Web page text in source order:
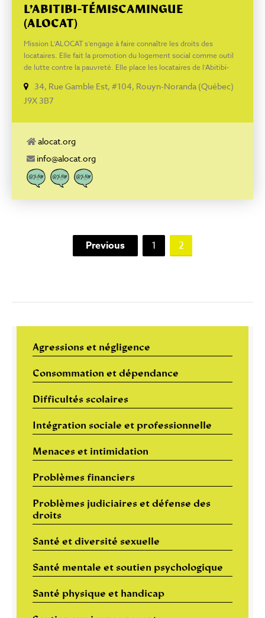
L’ABITIBI-TÉMISCAMINGUE
(ALOCAT)
Mission L’ALOCAT s’engage à faire connaître les droits des
locataires. Elle fait la promotion du logement social comme outil
de lutte contre la pauvreté. Elle place les locataires de l’Abitibi-
approche d’éducation populaire et de défense collective des
droits.
34, Rue Gamble Est, #104, Rouyn-Noranda (Québec)
J9X 3B7
alocat.org
info@alocat.org
Previous 1 2
Agressions et négligence
Consommation et dépendance
Difficultés scolaires
Intégration sociale et professionnelle
Menaces et intimidation
Problèmes financiers
Problèmes judiciaires et défense des
droits
Santé et diversité sexuelle
Santé mentale et soutien psychologique
Santé physique et handicap